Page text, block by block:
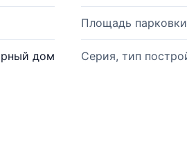
Площадь
дом Серия, тип